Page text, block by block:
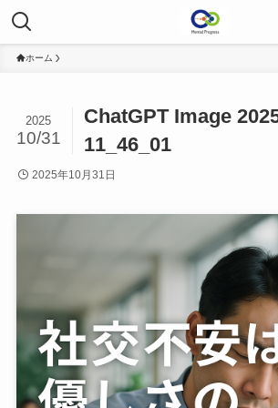
ホーム
ChatGPT Image
11_46_01
2025
10/31
2025年10月31日